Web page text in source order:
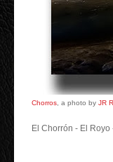
Chorros , a photo by JR
El Chorrón - El Royo